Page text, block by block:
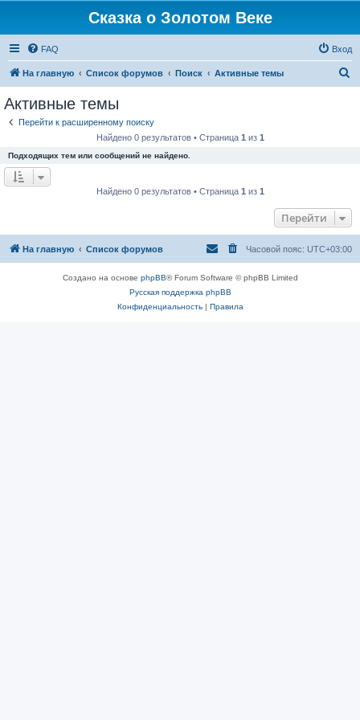
Сказка о Золотом Веке
FAQ Вход
На главную Список форумов Поиск Активные темы
Активные темы
Перейти к расширенному поиску
Найдено 0 результатов • Страница 1 из 1
Подходящих тем или сообщений не найдено.
Найдено 0 результатов • Страница 1 из 1
Перейти
На главную Список форумов Часовой пояс: UTC+03:00
Создано на основе phpBB® Forum Software © phpBB Limited
Русская поддержка phpBB
Конфиденциальность| Правила